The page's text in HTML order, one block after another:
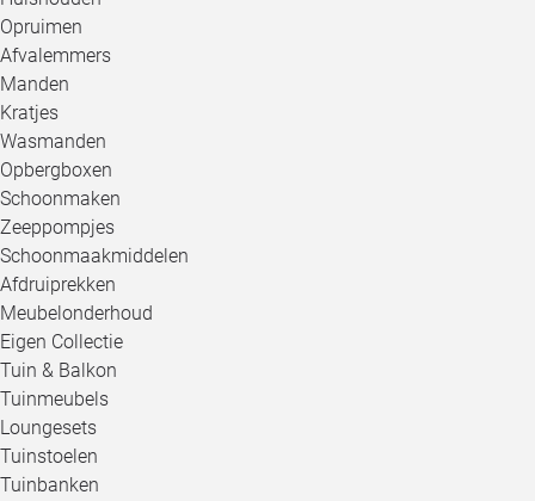
Opruimen
Afvalemmers
Manden
Kratjes
Wasmanden
Opbergboxen
Schoonmaken
Zeeppompjes
Schoonmaakmiddelen
Afdruiprekken
Meubelonderhoud
Eigen Collectie
Tuin & Balkon
Tuinmeubels
Loungesets
Tuinstoelen
Tuinbanken